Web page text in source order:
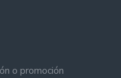
o promoción